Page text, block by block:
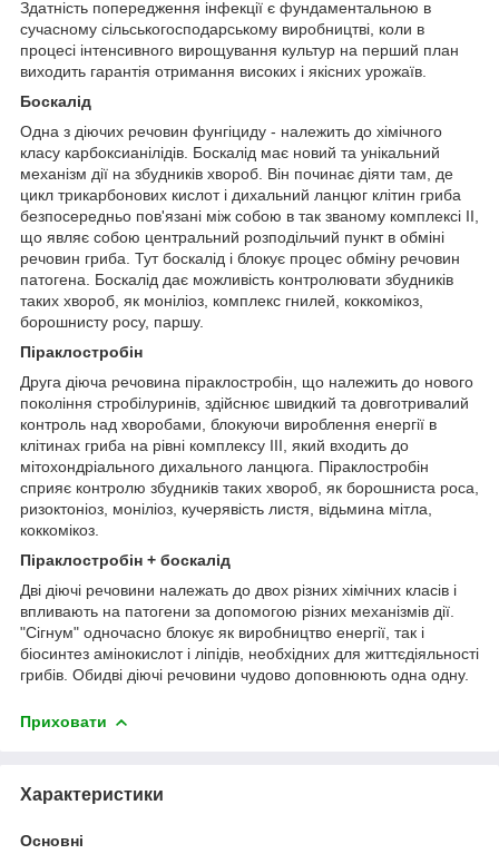
Здатність попередження інфекції є фундаментальною в
сучасному сільськогосподарському виробництві, коли в
процесі інтенсивного вирощування культур на перший план
виходить гарантія отримання високих і якісних урожаїв.
Боскалід
Одна з діючих речовин фунгіциду - належить до хімічного
класу карбоксианілідів. Боскалід має новий та унікальний
механізм дії на збудників хвороб. Він починає діяти там, де
цикл трикарбонових кислот і дихальний ланцюг клітин гриба
безпосередньо пов'язані між собою в так званому комплексі II,
що являє собою центральний розподільчий пункт в обміні
речовин гриба. Тут боскалід і блокує процес обміну речовин
патогена. Боскалід дає можливість контролювати збудників
таких хвороб, як моніліоз, комплекс гнилей, коккомікоз,
борошнисту росу, паршу.
Піраклостробін
Друга діюча речовина піраклостробін, що належить до нового
покоління стробілуринів, здійснює швидкий та довготривалий
контроль над хворобами, блокуючи вироблення енергії в
клітинах гриба на рівні комплексу ІІІ, який входить до
мітохондріального дихального ланцюга. Піраклостробін
сприяє контролю збудників таких хвороб, як борошниста роса,
ризоктоніоз, моніліоз, кучерявість листя, відьмина мітла,
коккомікоз.
Піраклостробін + боскалід
Дві діючі речовини належать до двох різних хімічних класів і
впливають на патогени за допомогою різних механізмів дії.
"Сігнум" одночасно блокує як виробництво енергії, так і
біосинтез амінокислот і ліпідів, необхідних для життєдіяльності
грибів. Обидві діючі речовини чудово доповнюють одна одну.
Приховати
Характеристики
Основні